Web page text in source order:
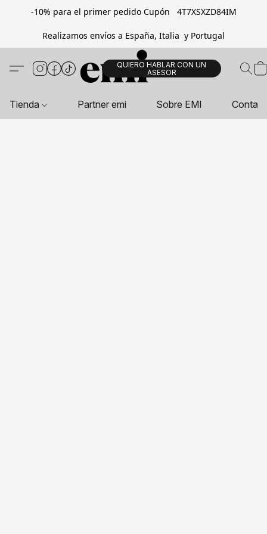
-10% para el primer pedido Cupón 4T7XSXZD84IM
Realizamos envíos a España, Italia y Portugal
QUIERO HABLAR CON UN
ASESOR
Tienda Partner emi Sobre EMI